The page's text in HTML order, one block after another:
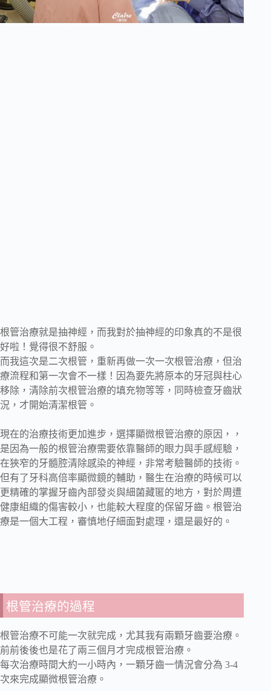
根管治療就是抽神經，而我對於抽神經的印象真的不是很
好啦！覺得很不舒服。
而我這次是二次根管，重新再做一次一次根管治療，但治
療流程和第一次會不一樣！因為要先將原本的牙冠與柱心
移除，清除前次根管治療的填充物等等，同時檢查牙齒狀
況，才開始清潔根管。
現在的治療技術更加進步，選擇顯微根管治療的原因，，
是因為一般的根管治療需要依靠醫師的眼力與手感經驗，
在狹窄的牙髓腔清除感染的神經，非常考驗醫師的技術。
但有了牙科高倍率顯微鏡的輔助，醫生在治療的時候可以
更精確的掌握牙齒內部發炎與細菌藏匿的地方，對於周遭
健康組織的傷害較小，也能較大程度的保留牙齒。根管治
療是一個大工程，審慎地仔細面對處理，還是最好的。
根管治療的過程
根管治療不可能一次就完成，尤其我有兩顆牙齒要治療。
前前後後也是花了兩三個月才完成根管治療。
每次治療時間大約一小時內，一顆牙齒一情況會分為 3-4
次來完成顯微根管治療。